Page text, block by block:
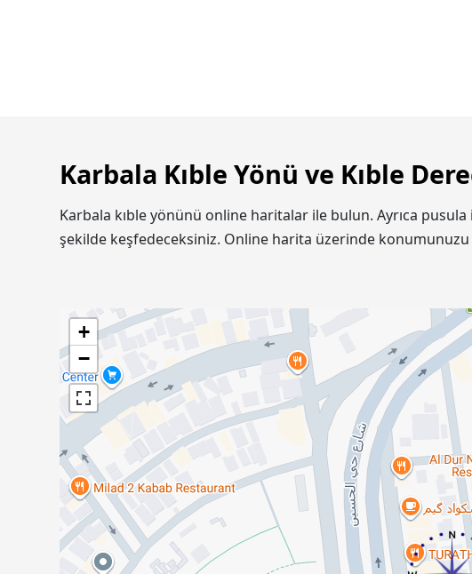
Karbala Kıble Yönü ve Kıble
Karbala kıble yönünü online haritalar ile bulun. Ayrıca
şekilde keşfedeceksiniz. Online harita üzerinde
+
−